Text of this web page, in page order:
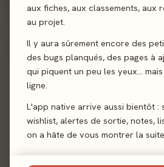
aux fiches, aux classements, aux
au projet.
Il y aura sûrement encore des
des bugs planqués, des pages à
qui piquent un peu les yeux…
ligne.
L'app native arrive aussi bientôt :
wishlist, alertes de sortie, notes,
on a hâte de vous montrer la
Bluff Déduction
Sortie
Illustration